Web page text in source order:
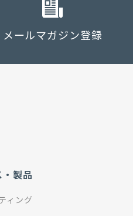
メールマガジン登録
製品
ィング